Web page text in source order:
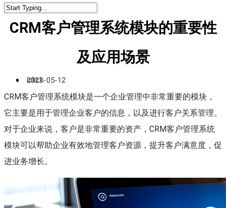
CRM客户管理系统模块的重要性
及应用场景
iclick
2023-05-12
CRM客户管理系统模块是一个企业管理中非常重要的模块，
它主要是用于管理企业客户的信息，以及进行客户关系管理。
对于企业来说，客户是非常重要的资产，CRM客户管理系统
模块可以帮助企业有效地管理客户资源，提升客户满意度，促
进业务增长。